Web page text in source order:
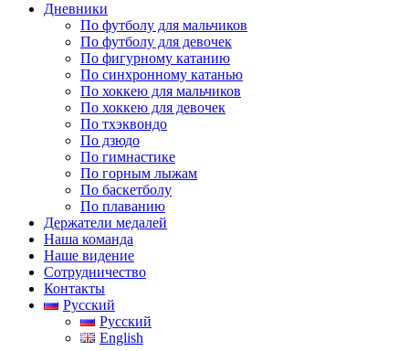
Дневники
По футболу для мальчиков
По футболу для девочек
По фигурному катанию
По синхронному катанью
По хоккею для мальчиков
По хоккею для девочек
По тхэквондо
По дзюдо
По гимнастике
По горным лыжам
По баскетболу
По плаванию
Держатели медалей
Наша команда
Наше видение
Сотрудничество
Контакты
Русский
Русский
English